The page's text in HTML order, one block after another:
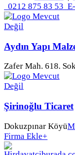
0212 875 83 53
Aydın Yapı
Zafer Mah. 618.
Şirinoğlu Ticaret
Dokuzpınar Köyü
Firma Ekle+